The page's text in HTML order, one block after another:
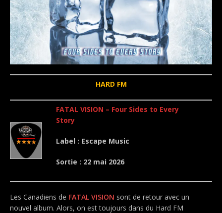
HARD FM
FATAL VISION – Four Sides to Every
Story
Label : Escape Music
Sortie : 22 mai 2026
Les Canadiens de FATAL VISION sont de retour avec un
nouvel album. Alors, on est toujours dans du Hard FM